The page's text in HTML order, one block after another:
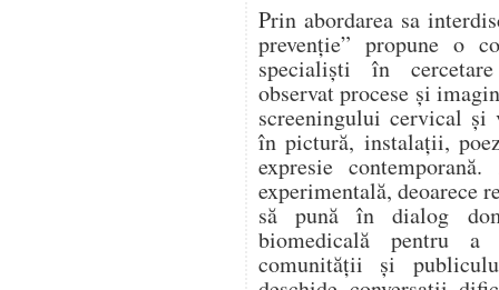
Prin abordarea sa
prevenție” propune o
specialiști în
observat procese și
screeningului cervical și
în pictură, instalații,
expresie
experimentală, deoarece
să pună în dialog
biomedicală pentru a
comunității și